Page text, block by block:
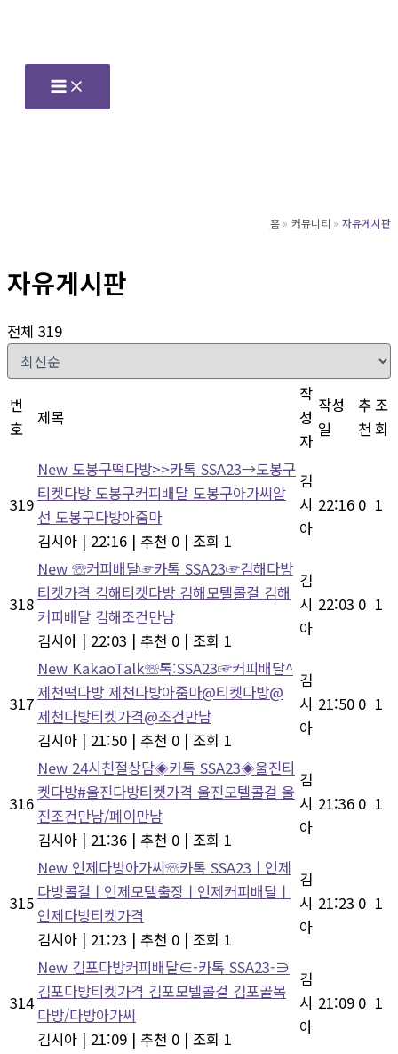
홈 커뮤니티 자유게시판
자유게시판
전체 319
번
호
제목
작
성
자
작성
일
추
천
조
회
319
New 도봉구떡다방>>카톡 SSA23→도봉구
티켓다방 도봉구커피배달 도봉구아가씨알
선 도봉구다방아줌마
김시아 | 22:16 | 추천 0 | 조회 1
김
시
아
22:16 0 1
318
New ☏커피배달☞카톡 SSA23☞김해다방
티켓가격 김해티켓다방 김해모텔콜걸 김해
커피배달 김해조건만남
김시아 | 22:03 | 추천 0 | 조회 1
김
시
아
22:03 0 1
317
New KakaoTalk☏톡:SSA23☞커피배달^
제천떡다방 제천다방아줌마@티켓다방@
제천다방티켓가격@조건만남
김시아 | 21:50 | 추천 0 | 조회 1
김
시
아
21:50 0 1
316
New 24시친절상담◈카톡 SSA23◈울진티
켓다방#울진다방티켓가격 울진모텔콜걸 울
진조건만남/폐이만남
김시아 | 21:36 | 추천 0 | 조회 1
김
시
아
21:36 0 1
315
New 인제다방아가씨☏카톡 SSA23ㅣ인제
다방콜걸ㅣ인제모텔출장ㅣ인제커피배달ㅣ
인제다방티켓가격
김시아 | 21:23 | 추천 0 | 조회 1
김
시
아
21:23 0 1
314
New 김포다방커피배달∈-카톡 SSA23-∋
김포다방티켓가격 김포모텔콜걸 김포골목
다방/다방아가씨
김시아 | 21:09 | 추천 0 | 조회 1
김
시
아
21:09 0 1